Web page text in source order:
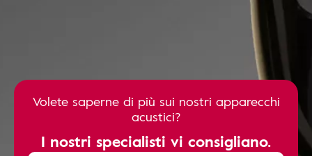
Volete saperne di più sui nostri apparecchi
acustici?
I nostri specialisti vi consigliano.